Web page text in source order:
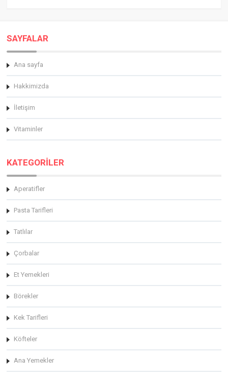
SAYFALAR
Ana sayfa
Hakkimizda
İletişim
Vitaminler
KATEGORİLER
Aperatifler
Pasta Tarifleri
Tatlılar
Çorbalar
Et Yemekleri
Börekler
Kek Tarifleri
Köfteler
Ana Yemekler